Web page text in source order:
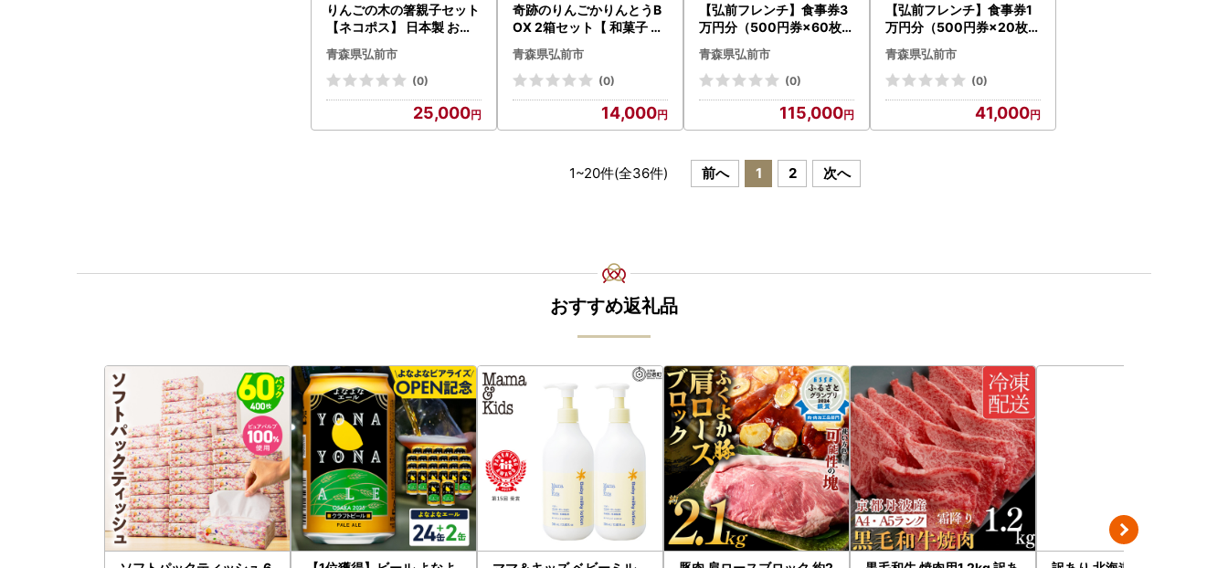
りんごの木の箸親子セット
【ネコポス】 日本製 おし
ゃれ
青森県弘前市
(0)
25,000
奇跡のりんごかりんとうB
OX 2箱セット【 和菓子 ス
青森県弘前市
(0)
14,000
【弘前フレンチ】食事券3
万円分（500円券×60枚）
レストラン山崎で利用可能
青森県弘前市
(0)
115,000
【弘前フレンチ】食事券1
万円分（500円券×20枚）
レストラン山崎で利用可能
青森県弘前市
(0)
41,000
1~20件(全36件) 前へ 1 2 次へ
おすすめ返礼品